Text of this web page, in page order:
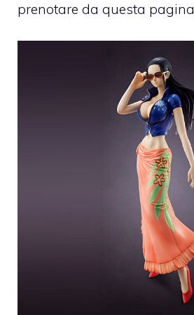
prenotare da questa pagina